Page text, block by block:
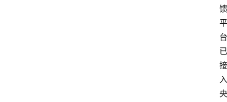
馈
平
台
已
接
入
央